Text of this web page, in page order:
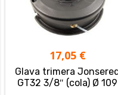
17,05 €
Glava trimera Jonsered
GT32 3/8″ (cola) Ø 109